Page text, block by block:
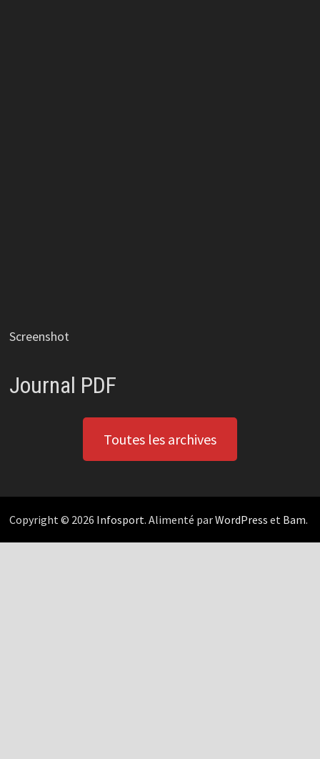
Screenshot
Journal PDF
Toutes les archives
Copyright © 2026 Infosport. Alimenté parWordPress et Bam.